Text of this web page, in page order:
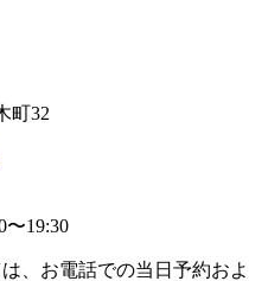
町32
〜19:30
、お電話での当日予約およ